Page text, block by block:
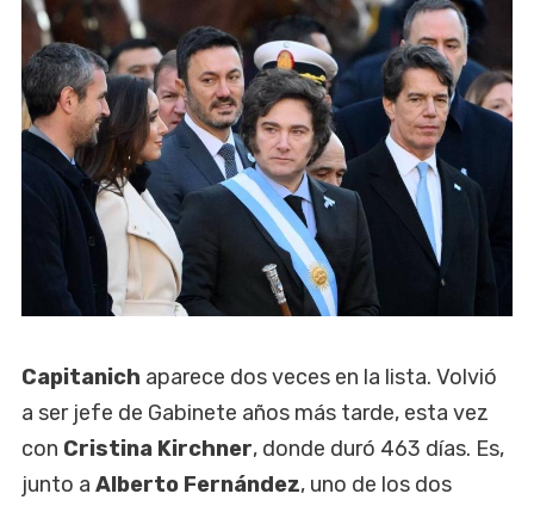
Capitanich aparece dos veces en la lista. Volvió
a ser jefe de Gabinete años más tarde, esta vez
con Cristina Kirchner, donde duró 463 días. Es,
junto a Alberto Fernández, uno de los dos